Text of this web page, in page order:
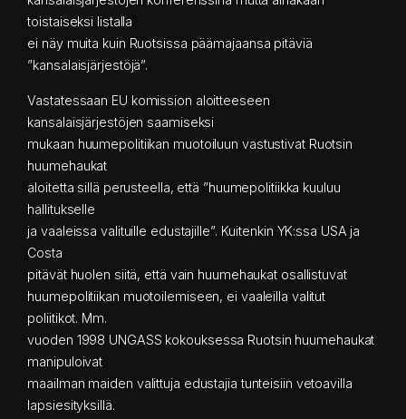
toistaiseksi listalla
ei näy muita kuin Ruotsissa päämajaansa pitäviä
”kansalaisjärjestöjä”.
Vastatessaan EU komission aloitteeseen
kansalaisjärjestöjen saamiseksi
mukaan huumepolitiikan muotoiluun vastustivat Ruotsin
huumehaukat
aloitetta sillä perusteella, että ”huumepolitiikka kuuluu
hallitukselle
ja vaaleissa valituille edustajille”. Kuitenkin YK:ssa USA ja
Costa
pitävät huolen siitä, että vain huumehaukat osallistuvat
huumepolitiikan muotoilemiseen, ei vaaleilla valitut
poliitikot. Mm.
vuoden 1998 UNGASS kokouksessa Ruotsin huumehaukat
manipuloivat
maailman maiden valittuja edustajia tunteisiin vetoavilla
lapsiesityksillä.